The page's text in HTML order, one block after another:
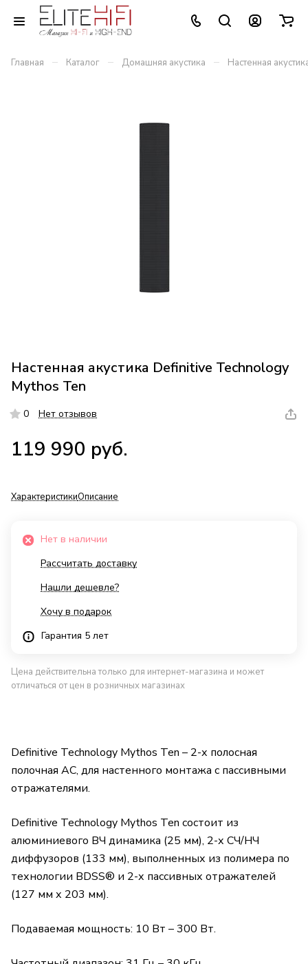
Главная – Каталог – Домашняя акустика – Настенная
Настенная акустика Definitive Technology
Mythos Ten
0 Нет отзывов
119 990 руб.
ХарактеристикиОписание
Нет в наличии
Рассчитать доставку
Нашли дешевле?
Хочу в подарок
Гарантия 5 лет
Цена действительна только для интернет-магазина и может
отличаться от цен в розничных магазинах
Definitive Technology Mythos Ten – 2-х полосная
полочная АС, для настенного монтажа с пассивными
отражателями.
Definitive Technology Mythos Ten состоит из
алюминиевого ВЧ динамика (25 мм), 2-х СЧ/НЧ
диффузоров (133 мм), выполненных из полимера по
технологии BDSS® и 2-х пассивных отражателей
(127 мм х 203 мм).
Подаваемая мощность: 10 Вт – 300 Вт.